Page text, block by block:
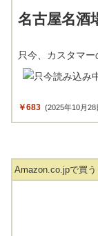
名古屋名酒
只今、カスタマー
￥683 (2025年10月
Amazon.co.jpで買う